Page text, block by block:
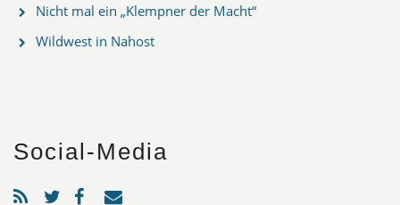
Nicht mal ein „Klempner der Macht“
Wildwest in Nahost
Social-Media